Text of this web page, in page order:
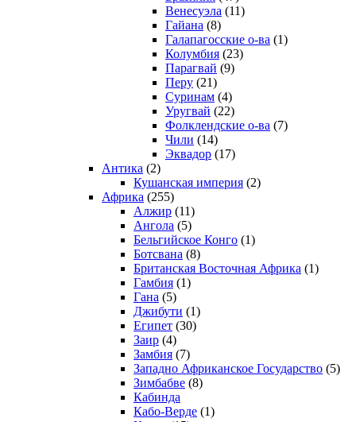
Венесуэла (11)
Гайана (8)
Галапагосские о-ва (1)
Колумбия (23)
Парагвай (9)
Перу (21)
Суринам (4)
Уругвай (22)
Фолклендские о-ва (7)
Чили (14)
Эквадор (17)
Антика (2)
Кушанская империя (2)
Африка (255)
Алжир (11)
Ангола (5)
Бельгийское Конго (1)
Ботсвана (8)
Британская Восточная Африка (1)
Гамбия (1)
Гана (5)
Джибути (1)
Египет (30)
Заир (4)
Замбия (7)
Западно Африканское Государство (5)
Зимбабве (8)
Кабинда
Кабо-Верде (1)